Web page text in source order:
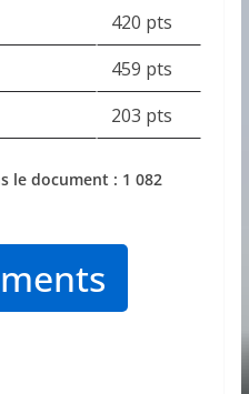
420 pts
459 pts
203 pts
le document : 1 082